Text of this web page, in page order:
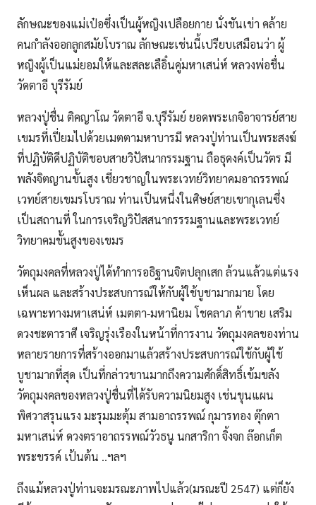
ลักษณะของแม่เป๋อซึ่งเป็นผู้หญิงเปลือยกาย นั่งชันเข่า คล้าย
คนกำลังออกลูกสมัยโบราณ ลักษณะเช่นนี้เปรียบเสมือนว่า ผู้
หญิงผู้เป็นแม่ยอมให้และสละเลือิ๋นคู่มหาเสน่ห์ หลวงพ่อชื่น
วัดตาอี บุรีรัมย์
หลวงปู่ชื่น ติคญาโณ วัดตาอี จ.บุรีรัมย์ ยอดพระเกจิอาจารย์สาย
เขมรที่เปี่ยมไปด้วยเมตตามหาบารมี หลวงปู่ท่านเป็นพระสงฆ์
ที่ปฏิบัติดีปฏิบัติชอบสายวิปัสนากรรมฐาน ถือธุดงค์เป็นวัตร มี
พลังจิตญานขั้นสูง เชี่ยวชาญในพระเวทย์วิทยาคมอาถรรพณ์
เวทย์สายเขมรโบราณ ท่านเป็นหนึ่งในศิษย์สายเขากุเลนซึ่ง
เป็นสถานที่ ในการเจริญวิปัสสนากรรรมฐานและพระเวทย์
วิทยาคมขั้นสูงของเขมร
วัตถุมงคลที่หลวงปู่ได้ทำการอธิฐานจิตปลุกเสก ล้วนแล้วแต่แรง
เห็นผล และสร้างประสบการณ์ให้กับผู้ใช้บูชามากมาย โดย
เฉพาะทางมหาเสน่ห์ เมตตา-มหานิยม โชคลาภ ค้าขาย เสริม
ดวงชะตาราศี เจริญรุ่งเรืองในหน้าที่การงาน วัตถุมงคลของท่าน
หลายรายการที่สร้างออกมาแล้วสร้างประสบการณ์ใช้กับผู้ใช้
บูชามากที่สุด เป็นที่กล่าวขานมากถึงความศักดิ์สิทธิ์เข้มขลัง
วัตถุมงคลของหลวงปู่ชื่นที่ได้รับความนิยมสูง เช่นขุนแผน
พิศวาสรุนแรง มะรุมมะตุ้ม สามอาถรรพณ์ กุมารทอง ตุ๊กตา
มหาเสน่ห์ ดวงตราอาถรรพณ์วัวธนู นกสาริกา จิ้งจก ล๊อกเก็ต
พระขรรค์ เป้นต้น ..ฯลฯ
ถึงแม้หลวงปู่ท่านจะมรณะภาพไปแล้ว(มรณะปี 2547) แต่ก็ยัง